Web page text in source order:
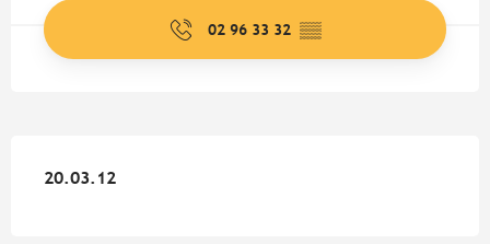
02 96 33 32 ▒▒
20.03.12
20.03.12